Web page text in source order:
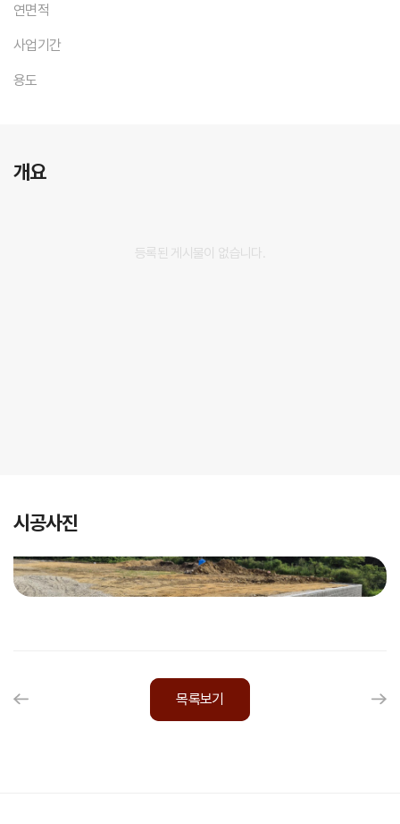
연면적
사업기간
용도
개요
등록된 게시물이 없습니다.
시공사진
목록보기